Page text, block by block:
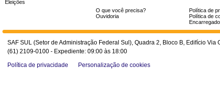
Eleições
O que você precisa?
Ouvidoria
Política de
Política de
SAF SUL (Setor de Administração Federal Sul), Quadra 2, Bloco B, Edifício
(61) 2109-0100 - Expediente: 09:00 às 18:00
Política de privacidade
Personalização de cookies